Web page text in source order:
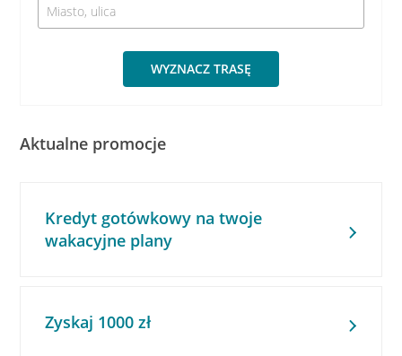
WYZNACZ TRASĘ
Aktualne promocje
Kredyt gotówkowy na twoje
wakacyjne plany
Zyskaj 1000 zł